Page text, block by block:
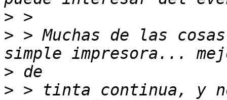
>
> > Muchas de las
>
> > tinta continua, y